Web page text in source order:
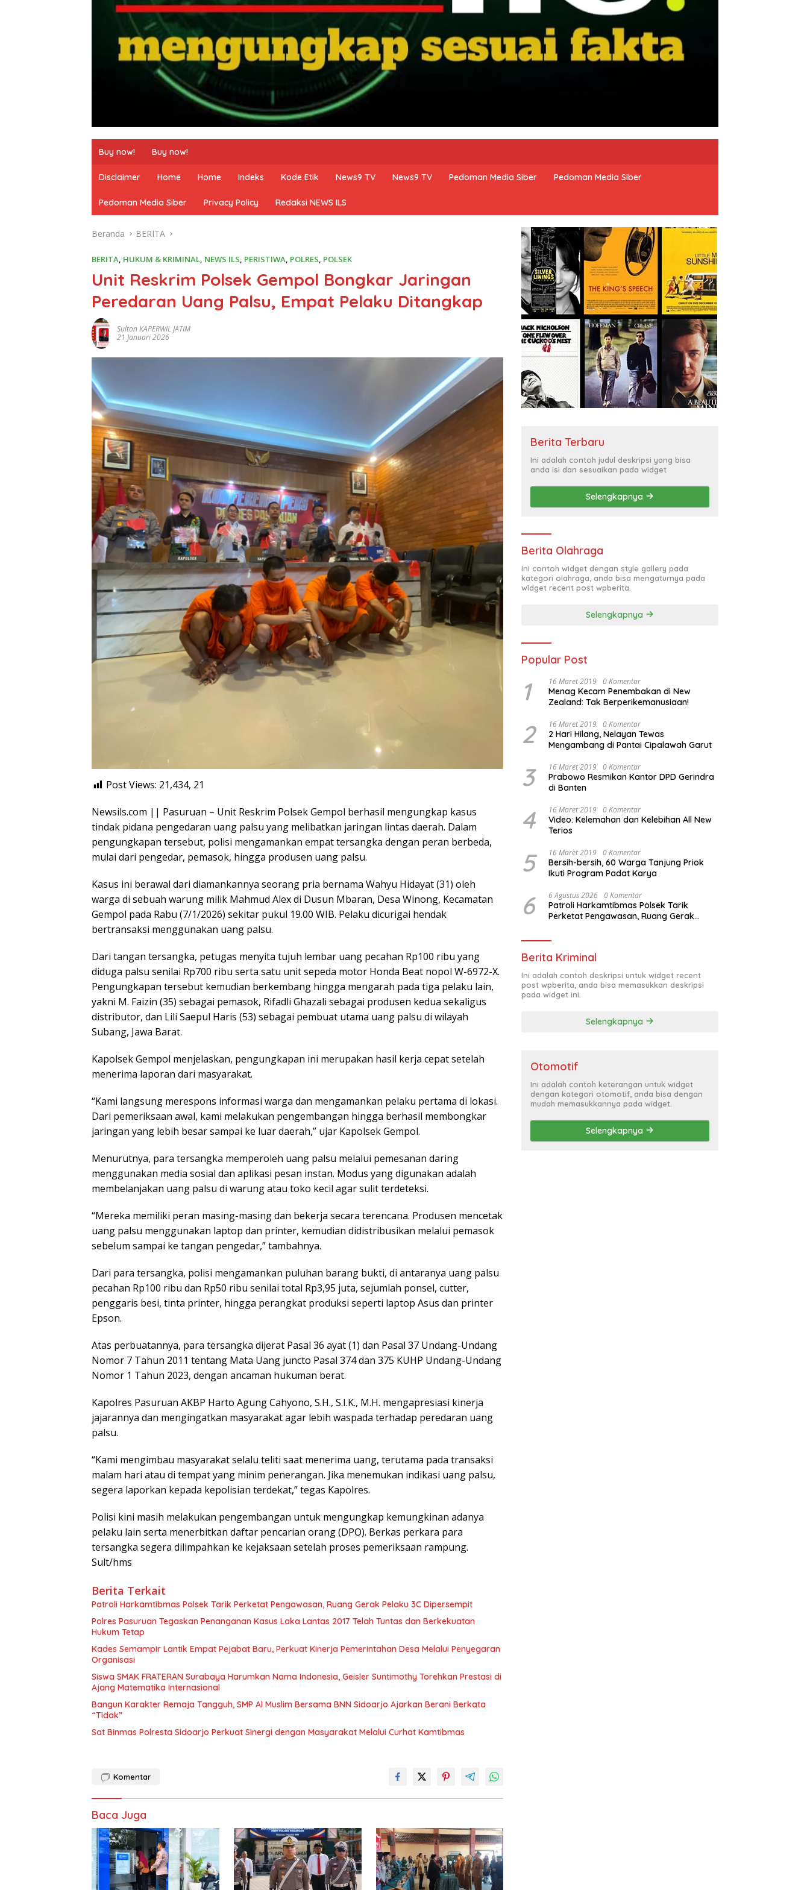
Buy now! Buy now!
Disclaimer Home Home Indeks Kode Etik News9 TV News9 TV Pedoman Media Siber Pedoman Media Siber
Pedoman Media Siber Privacy Policy Redaksi NEWS ILS
Beranda BERITA
BERITA HUKUM & KRIMINAL NEWS ILS PERISTIWA POLRES POLSEK
Unit Reskrim Polsek Gempol Bongkar Jaringan
Peredaran Uang Palsu, Empat Pelaku Ditangkap
Sulton KAPERWIL JATIM
21 Januari 2026
Post Views: 21,434, 21
Newsils.com || Pasuruan – Unit Reskrim Polsek Gempol berhasil mengungkap kasus
tindak pidana pengedaran uang palsu yang melibatkan jaringan lintas daerah. Dalam
pengungkapan tersebut, polisi mengamankan empat tersangka dengan peran berbeda,
mulai dari pengedar, pemasok, hingga produsen uang palsu.
Kasus ini berawal dari diamankannya seorang pria bernama Wahyu Hidayat (31) oleh
warga di sebuah warung milik Mahmud Alex di Dusun Mbaran, Desa Winong, Kecamatan
Gempol pada Rabu (7/1/2026) sekitar pukul 19.00 WIB. Pelaku dicurigai hendak
bertransaksi menggunakan uang palsu.
Dari tangan tersangka, petugas menyita tujuh lembar uang pecahan Rp100 ribu yang
diduga palsu senilai Rp700 ribu serta satu unit sepeda motor Honda Beat nopol W-6972-X.
Pengungkapan tersebut kemudian berkembang hingga mengarah pada tiga pelaku lain,
yakni M. Faizin (35) sebagai pemasok, Rifadli Ghazali sebagai produsen kedua sekaligus
distributor, dan Lili Saepul Haris (53) sebagai pembuat utama uang palsu di wilayah
Subang, Jawa Barat.
Kapolsek Gempol menjelaskan, pengungkapan ini merupakan hasil kerja cepat setelah
menerima laporan dari masyarakat.
“Kami langsung merespons informasi warga dan mengamankan pelaku pertama di lokasi.
Dari pemeriksaan awal, kami melakukan pengembangan hingga berhasil membongkar
jaringan yang lebih besar sampai ke luar daerah,” ujar Kapolsek Gempol.
Menurutnya, para tersangka memperoleh uang palsu melalui pemesanan daring
menggunakan media sosial dan aplikasi pesan instan. Modus yang digunakan adalah
membelanjakan uang palsu di warung atau toko kecil agar sulit terdeteksi.
“Mereka memiliki peran masing-masing dan bekerja secara terencana. Produsen mencetak
uang palsu menggunakan laptop dan printer, kemudian didistribusikan melalui pemasok
sebelum sampai ke tangan pengedar,” tambahnya.
Dari para tersangka, polisi mengamankan puluhan barang bukti, di antaranya uang palsu
pecahan Rp100 ribu dan Rp50 ribu senilai total Rp3,95 juta, sejumlah ponsel, cutter,
penggaris besi, tinta printer, hingga perangkat produksi seperti laptop Asus dan printer
Epson.
Atas perbuatannya, para tersangka dijerat Pasal 36 ayat (1) dan Pasal 37 Undang-Undang
Nomor 7 Tahun 2011 tentang Mata Uang juncto Pasal 374 dan 375 KUHP Undang-Undang
Nomor 1 Tahun 2023, dengan ancaman hukuman berat.
Kapolres Pasuruan AKBP Harto Agung Cahyono, S.H., S.I.K., M.H. mengapresiasi kinerja
jajarannya dan mengingatkan masyarakat agar lebih waspada terhadap peredaran uang
palsu.
“Kami mengimbau masyarakat selalu teliti saat menerima uang, terutama pada transaksi
malam hari atau di tempat yang minim penerangan. Jika menemukan indikasi uang palsu,
segera laporkan kepada kepolisian terdekat,” tegas Kapolres.
Polisi kini masih melakukan pengembangan untuk mengungkap kemungkinan adanya
pelaku lain serta menerbitkan daftar pencarian orang (DPO). Berkas perkara para
tersangka segera dilimpahkan ke kejaksaan setelah proses pemeriksaan rampung.
Sult/hms
Berita Terkait
Patroli Harkamtibmas Polsek Tarik Perketat Pengawasan, Ruang Gerak Pelaku 3C Dipersempit
Polres Pasuruan Tegaskan Penanganan Kasus Laka Lantas 2017 Telah Tuntas dan Berkekuatan
Hukum Tetap
Kades Semampir Lantik Empat Pejabat Baru, Perkuat Kinerja Pemerintahan Desa Melalui Penyegaran
Organisasi
Siswa SMAK FRATERAN Surabaya Harumkan Nama Indonesia, Geisler Suntimothy Torehkan Prestasi di
Ajang Matematika Internasional
Bangun Karakter Remaja Tangguh, SMP Al Muslim Bersama BNN Sidoarjo Ajarkan Berani Berkata
“Tidak”
Sat Binmas Polresta Sidoarjo Perkuat Sinergi dengan Masyarakat Melalui Curhat Kamtibmas
Komentar
Baca Juga
Berita Terbaru
Ini adalah contoh judul deskripsi yang bisa
anda isi dan sesuaikan pada widget
Selengkapnya
Berita Olahraga
Ini contoh widget dengan style gallery pada
kategori olahraga, anda bisa mengaturnya pada
widget recent post wpberita.
Selengkapnya
Popular Post
1 16 Maret 2019 0 Komentar
Menag Kecam Penembakan di New
Zealand: Tak Berperikemanusiaan!
2 16 Maret 2019 0 Komentar
2 Hari Hilang, Nelayan Tewas
Mengambang di Pantai Cipalawah Garut
3 16 Maret 2019 0 Komentar
Prabowo Resmikan Kantor DPD Gerindra
di Banten
4 16 Maret 2019 0 Komentar
Video: Kelemahan dan Kelebihan All New
Terios
5 16 Maret 2019 0 Komentar
Bersih-bersih, 60 Warga Tanjung Priok
Ikuti Program Padat Karya
6 6 Agustus 2026 0 Komentar
Patroli Harkamtibmas Polsek Tarik
Perketat Pengawasan, Ruang Gerak
Berita Kriminal
Ini adalah contoh deskripsi untuk widget recent
post wpberita, anda bisa memasukkan deskripsi
pada widget ini.
Selengkapnya
Otomotif
Ini adalah contoh keterangan untuk widget
dengan kategori otomotif, anda bisa dengan
mudah memasukkannya pada widget.
Selengkapnya